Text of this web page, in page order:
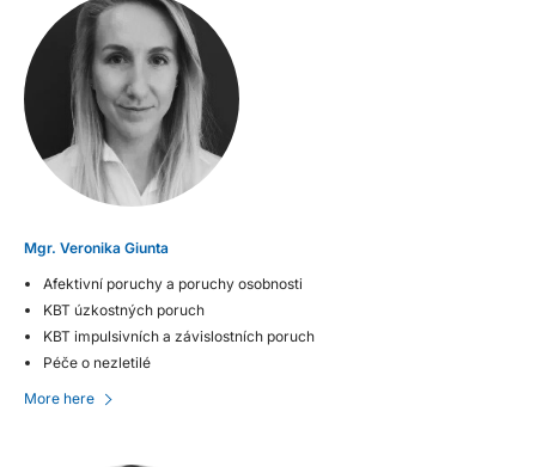
Mgr. Veronika Giunta
Afektivní poruchy a poruchy osobnosti
KBT úzkostných poruch
KBT impulsivních a závislostních poruch
Péče o nezletilé
More here